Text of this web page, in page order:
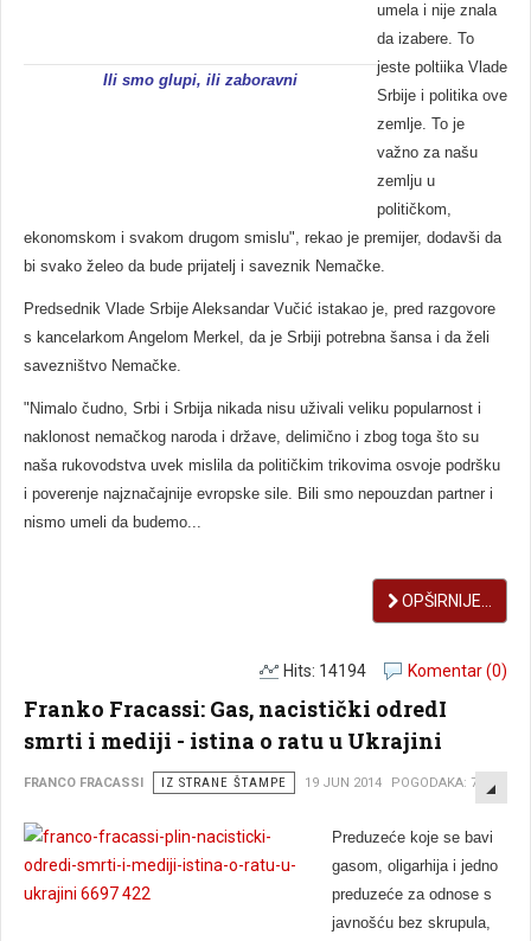
Ili smo glupi, ili zaboravni
umela i nije znala
da izabere. To
jeste poltiika Vlade
Srbije i politika ove
zemlje. To je
važno za našu
zemlju u
političkom,
ekonomskom i svakom drugom smislu", rekao je premijer, dodavši da
bi svako želeo da bude prijatelj i saveznik Nemačke.
Predsednik Vlade Srbije Aleksandar Vučić istakao je, pred razgovore
s kancelarkom Angelom Merkel, da je Srbiji potrebna šansa i da želi
savezništvo Nemačke.
"Nimalo čudno, Srbi i Srbija nikada nisu uživali veliku popularnost i
naklonost nemačkog naroda i države, delimično i zbog toga što su
naša rukovodstva uvek mislila da političkim trikovima osvoje podršku
i poverenje najznačajnije evropske sile. Bili smo nepouzdan partner i
nismo umeli da budemo...
OPŠIRNIJE...
Komentar (0)
Hits: 14194
Franko Fracassi: Gas, nacistički odredI
smrti i mediji - istina o ratu u Ukrajini
FRANCO FRACASSI IZ STRANE ŠTAMPE 19 JUN 2014 POGODAKA: 7071
Preduzeće koje se bavi
gasom, oligarhija i jedno
preduzeće za odnose s
javnošću bez skrupula,